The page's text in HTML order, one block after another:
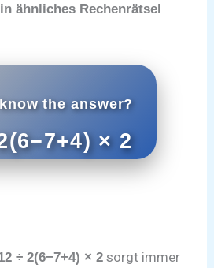
ähnliches Rechenrätsel
the answer?
× 2
÷ 2(6−7+4) × 2 sorgt immer